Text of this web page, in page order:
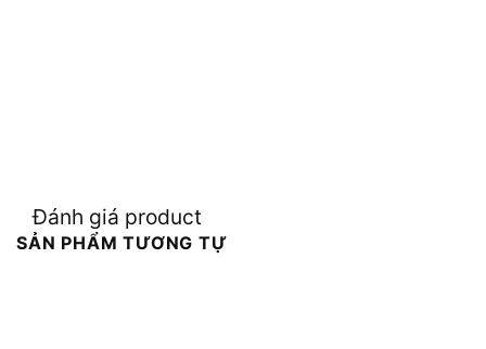
Đánh giá product
SẢN PHẨM TƯƠNG TỰ